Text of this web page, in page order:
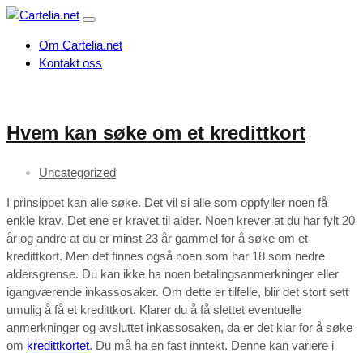
Om Cartelia.net
Kontakt oss
Hvem kan søke om et kredittkort
Uncategorized
I prinsippet kan alle søke. Det vil si alle som oppfyller noen få
enkle krav. Det ene er kravet til alder. Noen krever at du har fylt 20
år og andre at du er minst 23 år gammel for å søke om et
kredittkort. Men det finnes også noen som har 18 som nedre
aldersgrense. Du kan ikke ha noen betalingsanmerkninger eller
igangværende inkassosaker. Om dette er tilfelle, blir det stort sett
umulig å få et kredittkort. Klarer du å få slettet eventuelle
anmerkninger og avsluttet inkassosaken, da er det klar for å søke
om kredittkortet. Du må ha en fast inntekt. Denne kan variere i